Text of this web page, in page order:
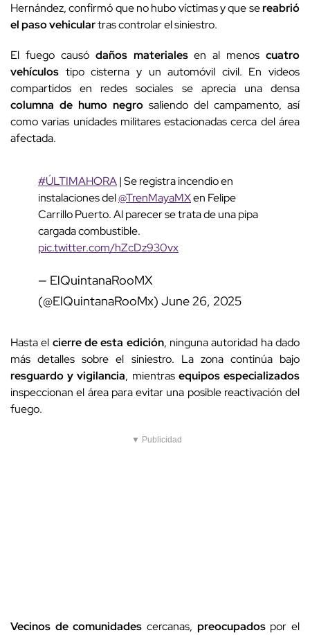
Hernández, confirmó que no hubo víctimas y que sereabrió
el paso vehiculartras controlar el siniestro.
El fuego causó daños materialesen al menos cuatro
vehículos tipo cisterna y un automóvil civil. En videos
compartidos en redes sociales se aprecia una densa
columna de humo negro saliendo del campamento, así
como varias unidades militares estacionadas cerca del área
afectada.
#ÚLTIMAHORA| Se registra incendio en
instalaciones del@TrenMayaMXen Felipe
Carrillo Puerto. Al parecer se trata de una pipa
cargada combustible.
pic.twitter.com/hZcDz930vx
— ElQuintanaRooMX
(@ElQuintanaRooMx) June 26, 2025
Hasta el cierre de esta edición, ninguna autoridad ha dado
más detalles sobre el siniestro. La zona continúa bajo
resguardo y vigilancia, mientras equipos especializados
inspeccionan el área para evitar una posible reactivación del
fuego.
▼ Publicidad
Vecinos de comunidades cercanas, preocupadospor el